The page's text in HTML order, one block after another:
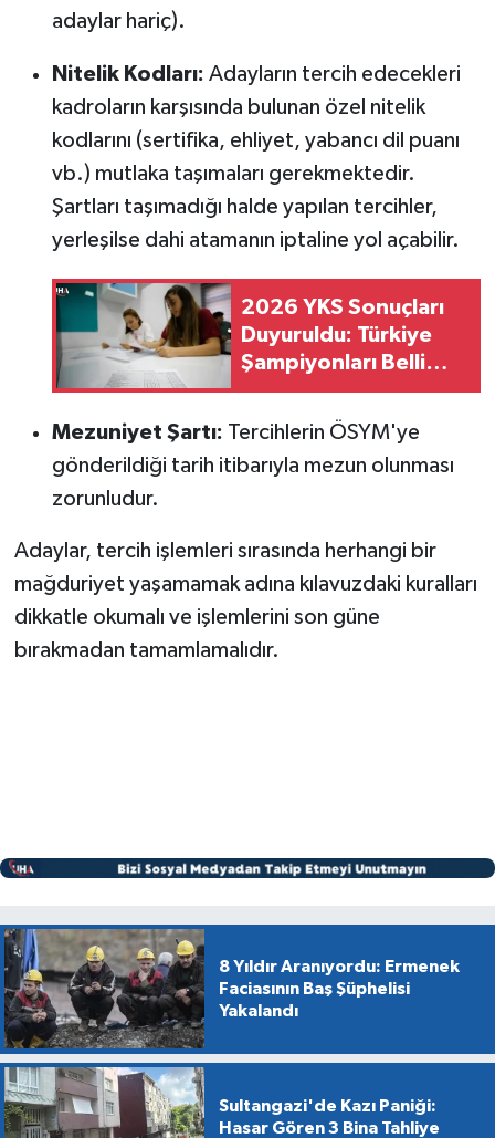
adaylar hariç).
Nitelik Kodları: Adayların tercih edecekleri
kadroların karşısında bulunan özel nitelik
kodlarını (sertifika, ehliyet, yabancı dil puanı
vb.) mutlaka taşımaları gerekmektedir.
Şartları taşımadığı halde yapılan tercihler,
yerleşilse dahi atamanın iptaline yol açabilir.
2026 YKS Sonuçları
Duyuruldu: Türkiye
Şampiyonları Belli
Oldu
Mezuniyet Şartı: Tercihlerin ÖSYM'ye
gönderildiği tarih itibarıyla mezun olunması
zorunludur.
Adaylar, tercih işlemleri sırasında herhangi bir
mağduriyet yaşamamak adına kılavuzdaki kuralları
dikkatle okumalı ve işlemlerini son güne
bırakmadan tamamlamalıdır.
8 Yıldır Aranıyordu: Ermenek
Faciasının Baş Şüphelisi
Yakalandı
Sultangazi'de Kazı Paniği:
Hasar Gören 3 Bina Tahliye